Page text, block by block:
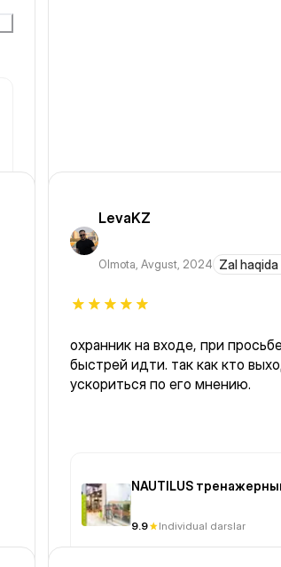
LevaKZ
Olmota, Avgust, 2024 Zal
охранник на входе, при
быстрей идти. так как кто
ускориться по его мнению.
NAUTILUS
9.9 Individual darslar